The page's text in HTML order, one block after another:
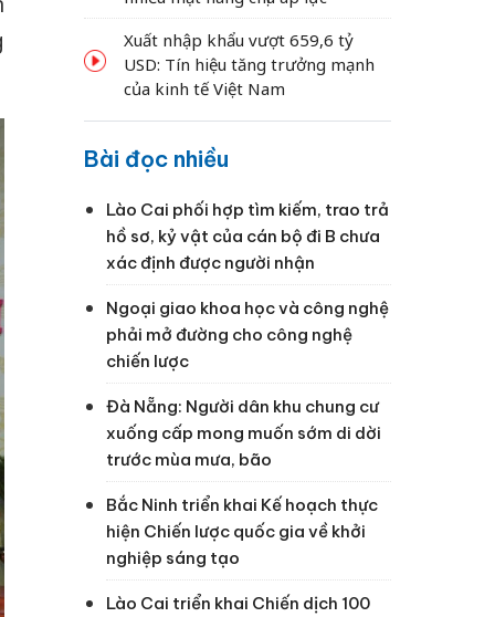
Xuất nhập khẩu vượt 659,6 tỷ
USD: Tín hiệu tăng trưởng mạnh
của kinh tế Việt Nam
Bài đọc nhiều
Lào Cai phối hợp tìm kiếm, trao trả
hồ sơ, kỷ vật của cán bộ đi B chưa
xác định được người nhận
Ngoại giao khoa học và công nghệ
phải mở đường cho công nghệ
chiến lược
Đà Nẵng: Người dân khu chung cư
xuống cấp mong muốn sớm di dời
trước mùa mưa, bão
Bắc Ninh triển khai Kế hoạch thực
hiện Chiến lược quốc gia về khởi
nghiệp sáng tạo
Lào Cai triển khai Chiến dịch 100